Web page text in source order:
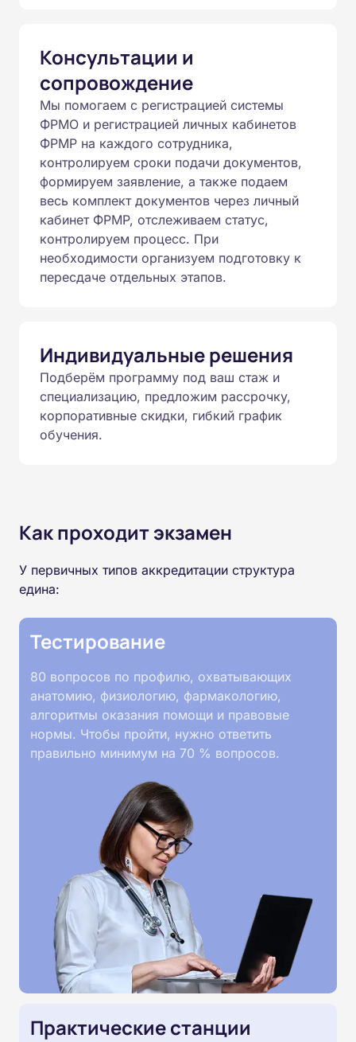
Консультации и
сопровождение
Мы помогаем с регистрацией системы
ФРМО и регистрацией личных кабинетов
ФРМР на каждого сотрудника,
контролируем сроки подачи документов,
формируем заявление, а также подаем
весь комплект документов через личный
кабинет ФРМР, отслеживаем статус,
контролируем процесс. При
необходимости организуем подготовку к
пересдаче отдельных этапов.
Индивидуальные решения
Подберём программу под ваш стаж и
специализацию, предложим рассрочку,
корпоративные скидки, гибкий график
обучения.
Как проходит экзамен
У первичных типов аккредитации структура
едина:
Тестирование
80 вопросов по профилю, охватывающих
анатомию, физиологию, фармакологию,
алгоритмы оказания помощи и правовые
нормы. Чтобы пройти, нужно ответить
правильно минимум на 70 % вопросов.
Практические станции